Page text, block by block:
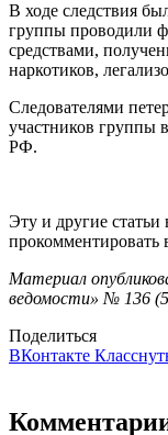
В ходе следствия
группы проводили
средствами,
наркотиков,
Следователями
участников группы
РФ.
Эту и другие
прокомментировать
Материал
ведомости» № 136
Поделиться
ВКонтакте